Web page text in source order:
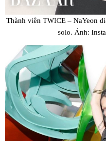
Thành viên TWICE – NaYeon
solo. Ảnh: